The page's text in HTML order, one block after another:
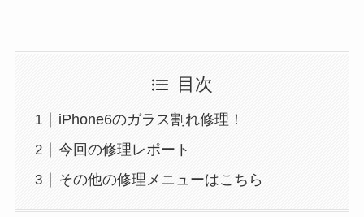
目次
iPhone6のガラス割れ修理！
今回の修理レポート
その他の修理メニューはこちら